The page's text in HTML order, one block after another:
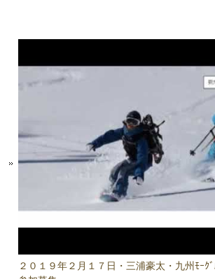
２０１９年２月１７日・三浦豪太・九州ﾓｰｸ